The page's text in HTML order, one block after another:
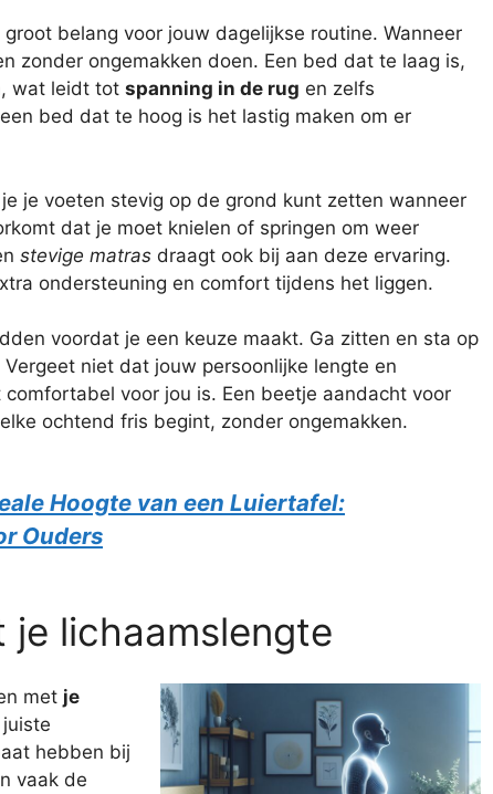
belang voor jouw dagelijkse routine. Wanneer
zonder ongemakken doen. Een bed dat te laag is,
wat leidt tot spanning in de rug en zelfs
bed dat te hoog is het lastig maken om er
je voeten stevig op de grond kunt zetten wanneer
dat je moet knielen of springen om weer
stevige matras draagt ook bij aan deze ervaring.
ondersteuning en comfort tijdens het liggen.
voordat je een keuze maakt. Ga zitten en sta op
niet dat jouw persoonlijke lengte en
voor jou is. Een beetje aandacht voor
ochtend fris begint, zonder ongemakken.
Hoogte van een Luiertafel:
Ouders
je lichaamslengte
met je
hebben bij
vaak de